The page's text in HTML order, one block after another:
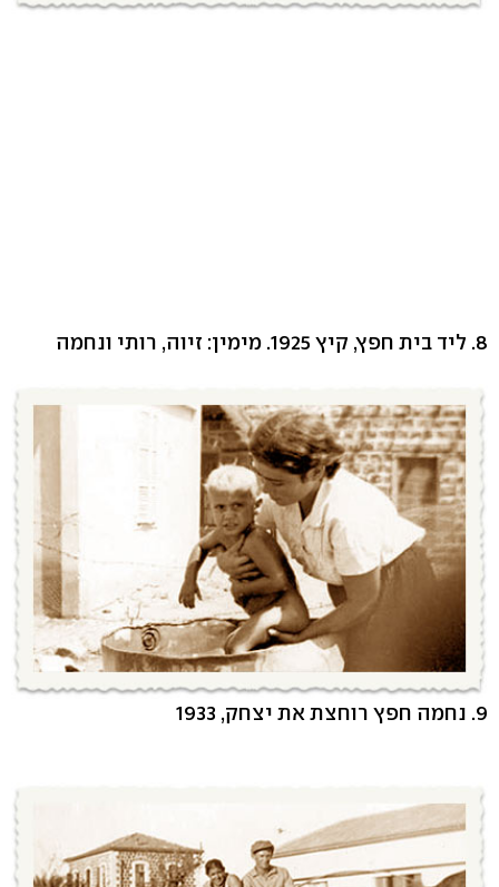
8. ליד בית חפץ, קיץ 1925. מימין: זיוה, רותי ונחמה
9. נחמה חפץ רוחצת את יצחק, 1933